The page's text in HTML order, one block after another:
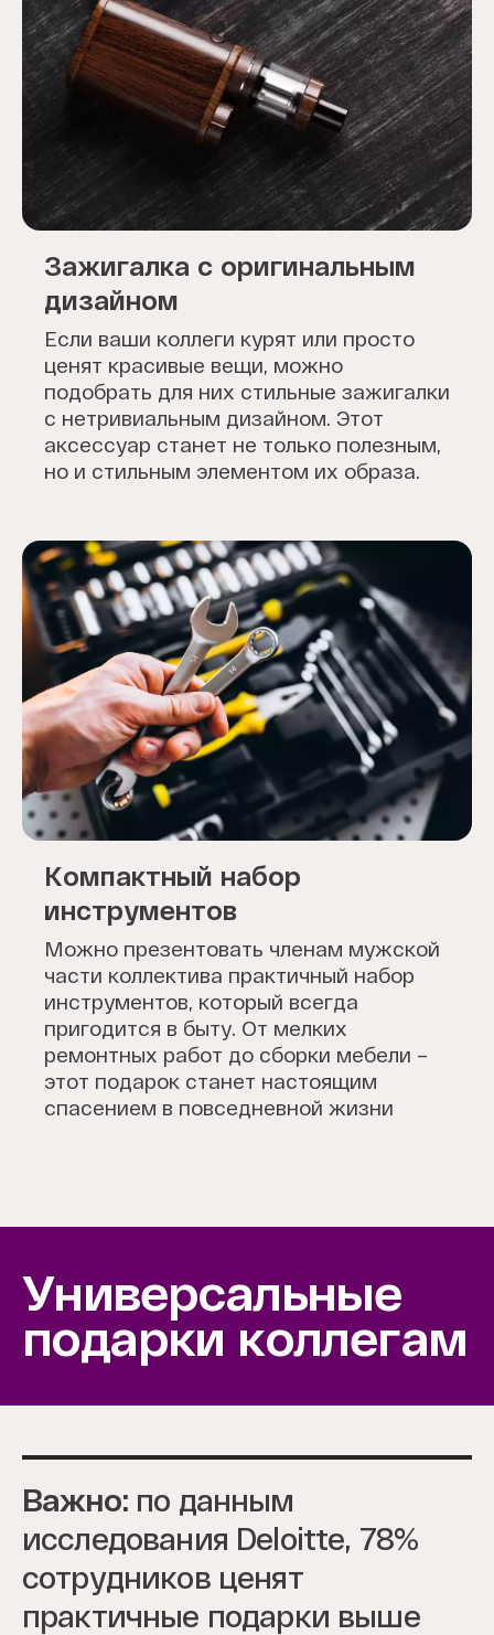
Зажигалка с оригинальным
дизайном
Если ваши коллеги курят или просто
ценят красивые вещи, можно
подобрать для них стильные зажигалки
с нетривиальным дизайном. Этот
аксессуар станет не только полезным,
но и стильным элементом их образа.
Компактный набор
инструментов
Можно презентовать членам мужской
части коллектива практичный набор
инструментов, который всегда
пригодится в быту. От мелких
ремонтных работ до сборки мебели –
этот подарок станет настоящим
спасением в повседневной жизни
Универсальные
подарки коллегам
Важно:по данным
исследования Deloitte, 78%
сотрудников ценят
практичные подарки выше